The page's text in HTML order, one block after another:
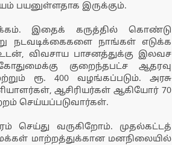
பயனுள்ளதாக இருக்கும்.
இதைக் கருத்தில் கொண்டு
நடவடிக்கைகளை நாங்கள் எடுக்க
விவசாய பாசனத்துக்கு இலவச
குறைந்தபட்ச ஆதரவு
ரூ. 400 வழங்கப்படும். அரசு
ஆசிரியர்கள் ஆகியோர் 70
செய்யப்படுவார்கள்.
செய்து வருகிறோம். முதல்கட்டத்
மக்கள் மாற்றத்துக்கான மனநிலையில்